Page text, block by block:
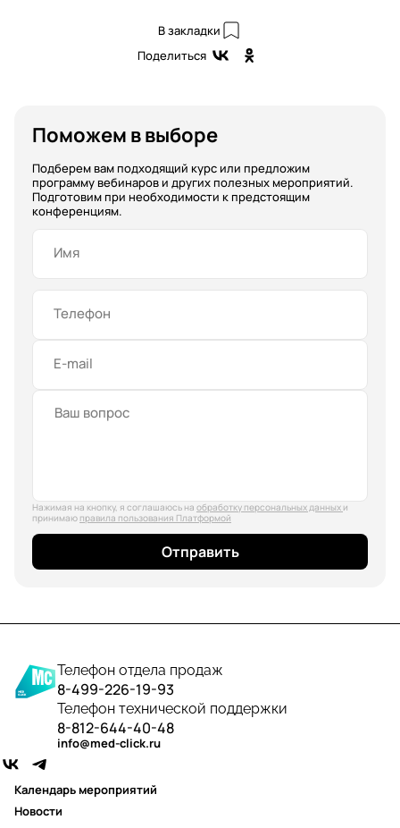
В закладки
Поделиться
Поможем в выборе
Подберем вам подходящий курс или предложим
программу вебинаров и других полезных мероприятий.
Подготовим при необходимости к предстоящим
конференциям.
Имя
Телефон
E-mail
Нажимая на кнопку, я соглашаюсь на обработку персональных данных и
принимаю правила пользования Платформой
Отправить
Телефон отдела продаж
8-499-226-19-93
Телефон технической поддержки
8-812-644-40-48
info@med-click.ru
Календарь мероприятий
Новости